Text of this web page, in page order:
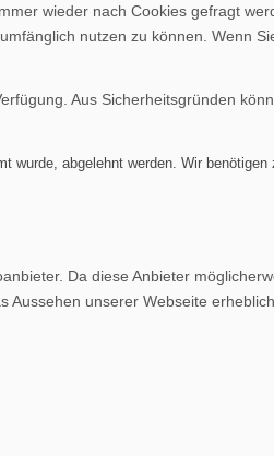
wieder nach Cookies gefragt
nutzen zu können. Wenn
Aus Sicherheitsgründen
abgelehnt werden. Wir
Da diese Anbieter
unserer Webseite